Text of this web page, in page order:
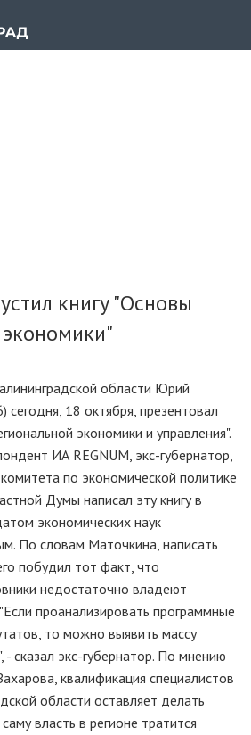
книгу "Основы
области Юрий
18 октября, презентовал
экономики и управления".
ИА REGNUM, экс-губернатор,
по экономической политике
Думы написал эту книгу в
экономических наук
По словам Маточкина, написать
побудил тот факт, что
недостаточно владеют
проанализировать программные
то можно выявить массу
- сказал экс-губернатор. По мнению
квалификация специалистов
области оставляет делать
власть в регионе тратится